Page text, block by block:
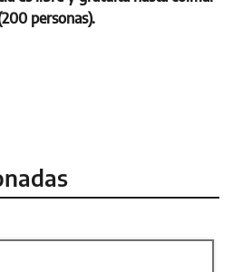
personas).